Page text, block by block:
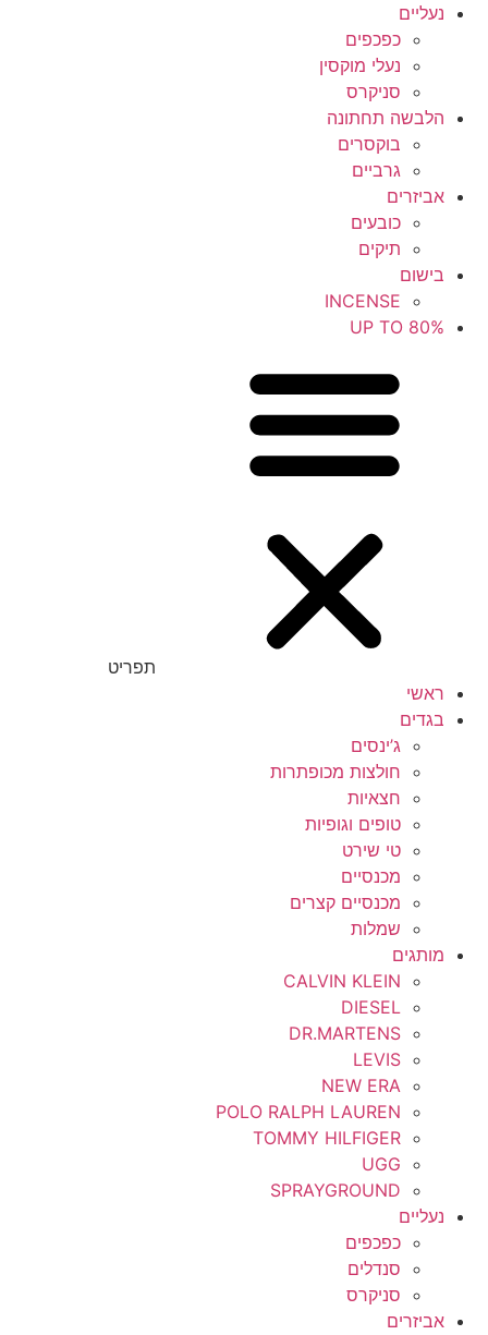
נעליים
כפכפים
נעלי מוקסין
סניקרס
הלבשה תחתונה
בוקסרים
גרביים
אביזרים
כובעים
תיקים
בישום
INCENSE
UP TO 80%
תפריט
ראשי
בגדים
ג’ינסים
חולצות מכופתרות
חצאיות
טופים וגופיות
טי שירט
מכנסיים
מכנסיים קצרים
שמלות
מותגים
CALVIN KLEIN
DIESEL
DR.MARTENS
LEVIS
NEW ERA
POLO RALPH LAUREN
TOMMY HILFIGER
UGG
SPRAYGROUND
נעליים
כפכפים
סנדלים
סניקרס
אביזרים